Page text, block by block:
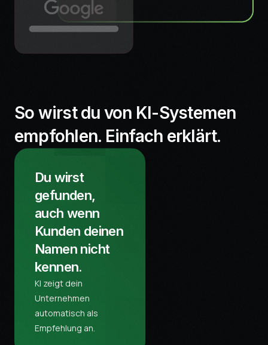
So wirst du von KI-Systemen
empfohlen. Einfach erklärt.
Du wirst
gefunden,
auch wenn
Kunden deinen
Namen nicht
kennen.
KI zeigt dein
Unternehmen
automatisch als
Empfehlung an.